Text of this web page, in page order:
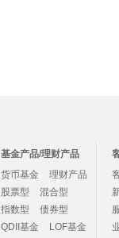
基金产品/理财产品
货币基金
理财产品
股票型
混合型
指数型
债券型
QDII基金
LOF基金